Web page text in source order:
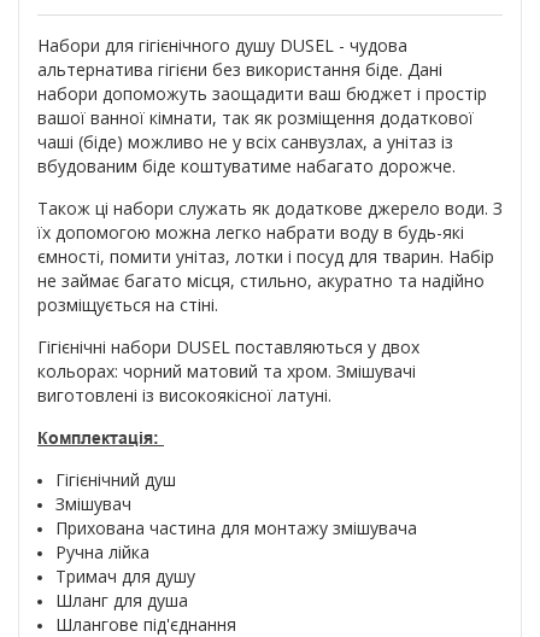
Набори для гігієнічного душу DUSEL - чудова
альтернатива гігієни без використання біде. Дані
набори допоможуть заощадити ваш бюджет і простір
вашої ванної кімнати, так як розміщення додаткової
чаші (біде) можливо не у всіх санвузлах, а унітаз із
вбудованим біде коштуватиме набагато дорожче.
Також ці набори служать як додаткове джерело води. З
їх допомогою можна легко набрати воду в будь-які
ємності, помити унітаз, лотки і посуд для тварин. Набір
не займає багато місця, стильно, акуратно та надійно
розміщується на стіні.
Гігієнічні набори DUSEL поставляються у двох
кольорах: чорний матовий та хром. Змішувачі
виготовлені із високоякісної латуні.
Комплектація:
Гігієнічний душ
Змішувач
Прихована частина для монтажу змішувача
Ручна лійка
Тримач для душу
Шланг для душа
Шлангове під'єднання